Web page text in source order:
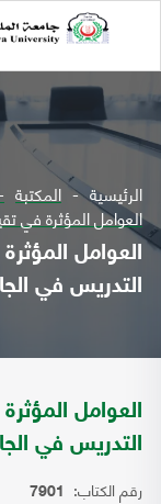
الرئيسية المكتبة
العوامل المؤثرة في
العوامل
التدريس في
العوامل
التدريس في
رقم الكتاب: 7901